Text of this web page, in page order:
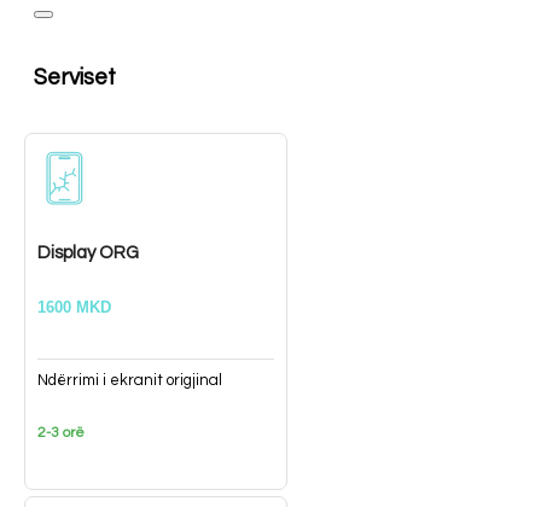
Serviset
Display ORG
1600 MKD
Ndërrimi i ekranit origjinal
2-3 orë